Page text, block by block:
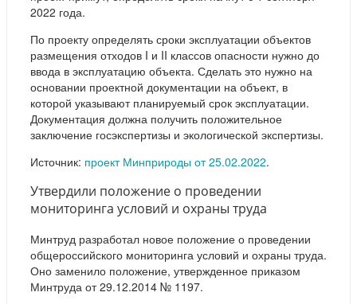
2022 года.
По проекту определять сроки эксплуатации объектов
размещения отходов I и II классов опасности нужно до
ввода в эксплуатацию объекта. Сделать это нужно на
основании проектной документации на объект, в
которой указывают планируемый срок эксплуатации.
Документация должна получить положительное
заключение госэкспертизы и экологической экспертизы.
Источник: проект Минприроды от 25.02.2022.
Утвердили положение о проведении
мониторинга условий и охраны труда
Минтруд разработал новое положение о проведении
общероссийского мониторинга условий и охраны труда.
Оно заменило положение, утвержденное приказом
Минтруда от 29.12.2014 № 1197.